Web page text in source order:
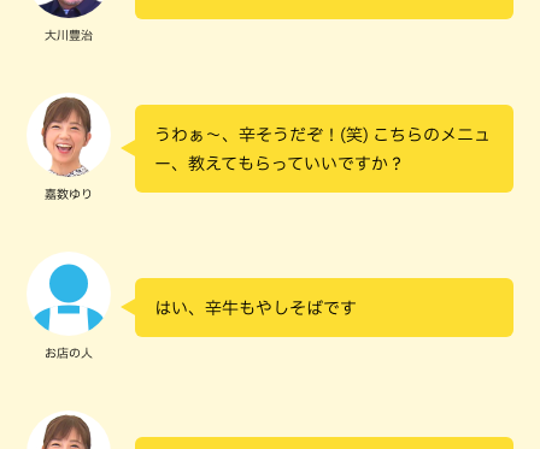
大川豊治
嘉数ゆり
うわぁ～、辛そうだぞ！(笑) こちらのメニュ
ー、教えてもらっていいですか？
お店の人
はい、辛牛もやしそばです